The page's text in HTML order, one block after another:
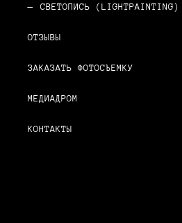
СВЕТОПИСЬ (LIGHTPAINTING)
ОТЗЫВЫ
ЗАКАЗАТЬ ФОТОСЪЕМКУ
МЕДИАДРОМ
КОНТАКТЫ